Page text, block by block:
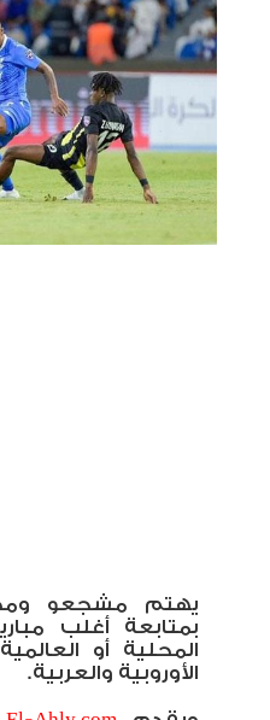
يهتم مشجعو
بمتابعة أغلب
المحلية أو
الأوروبية والعربية.